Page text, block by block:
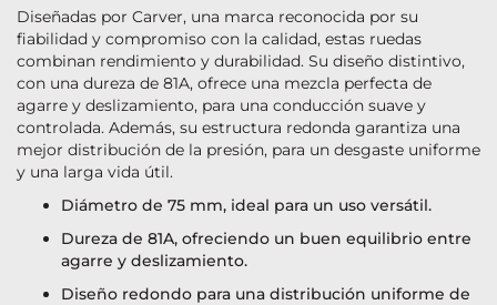
Diseñadas por Carver, una marca reconocida por su
fiabilidad y compromiso con la calidad, estas ruedas
combinan rendimiento y durabilidad. Su diseño distintivo,
con una dureza de 81A, ofrece una mezcla perfecta de
agarre y deslizamiento, para una conducción suave y
controlada. Además, su estructura redonda garantiza una
mejor distribución de la presión, para un desgaste uniforme
y una larga vida útil.
Diámetro de 75 mm, ideal para un uso versátil.
Dureza de 81A, ofreciendo un buen equilibrio entre
agarre y deslizamiento.
Diseño redondo para una distribución uniforme de